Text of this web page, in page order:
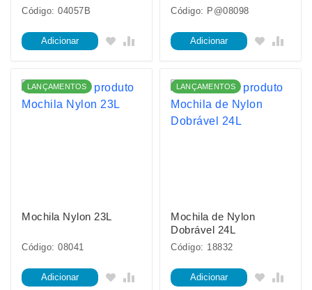
Código: 04057B
Adicionar
Código: P@08098
Adicionar
LANÇAMENTOS
Mochila Nylon 23L
Código: 08041
Adicionar
LANÇAMENTOS
Mochila de Nylon
Dobrável 24L
Código: 18832
Adicionar